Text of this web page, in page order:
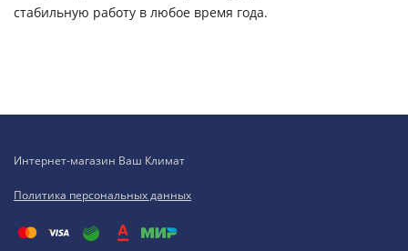
стабильную работу в любое время года.
Интернет-магазин Ваш Климат
Политика персональных данных